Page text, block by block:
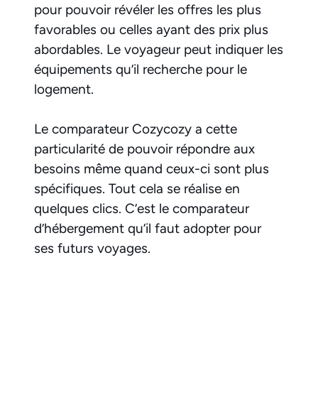
pour pouvoir révéler les offres les plus
favorables ou celles ayant des prix plus
abordables. Le voyageur peut indiquer les
équipements qu’il recherche pour le
logement.
Le comparateur Cozycozy a cette
particularité de pouvoir répondre aux
besoins même quand ceux-ci sont plus
spécifiques. Tout cela se réalise en
quelques clics. C’est le comparateur
d’hébergement qu’il faut adopter pour
ses futurs voyages.